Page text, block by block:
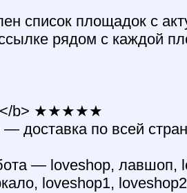
список площадок с
рядом с каждой
b> ★★★★★
доставка по всей
— loveshop, лавшоп,
loveshop1,